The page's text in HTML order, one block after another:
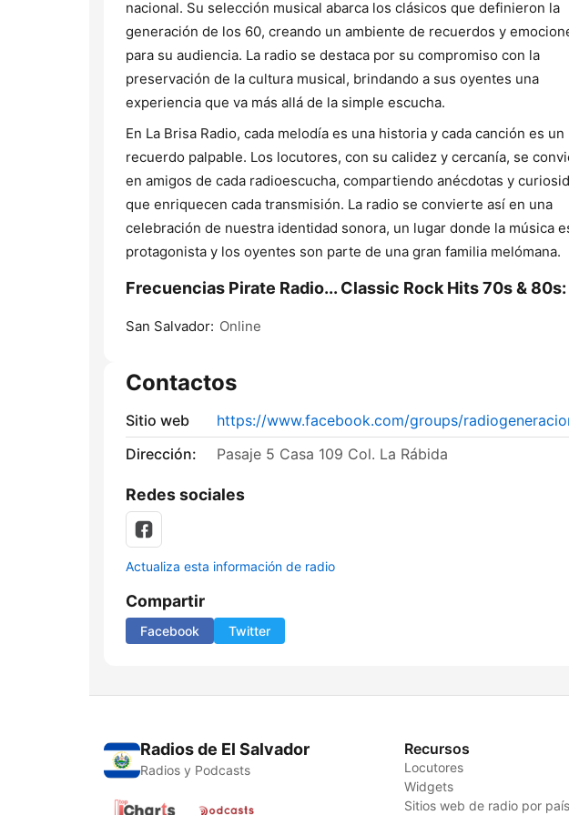
nacional. Su selección musical abarca los clásicos que definieron la
generación de los 60, creando un ambiente de recuerdos y
para su audiencia. La radio se destaca por su compromiso con la
preservación de la cultura musical, brindando a sus oyentes una
experiencia que va más allá de la simple escucha.
En La Brisa Radio, cada melodía es una historia y cada canción es un
recuerdo palpable. Los locutores, con su calidez y cercanía, se
en amigos de cada radioescucha, compartiendo anécdotas y
que enriquecen cada transmisión. La radio se convierte así en una
celebración de nuestra identidad sonora, un lugar donde la música
protagonista y los oyentes son parte de una gran familia melómana.
Frecuencias Pirate Radio... Classic Rock Hits 70s & 80s:
San Salvador: Online
Contactos
Sitio web
https://www.facebook.com/groups/
Dirección:
Pasaje 5 Casa 109 Col. La Rábida
Redes sociales
Actualiza esta información de radio
Compartir
Facebook Twitter
Radios de El Salvador
Radios y Podcasts
Recursos
Locutores
Widgets
Sitios web de radio por país